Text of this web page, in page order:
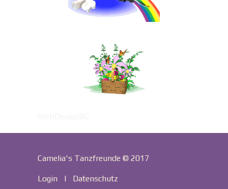
Camelia's Tanzfreunde © 2017
Login | Datenschutz